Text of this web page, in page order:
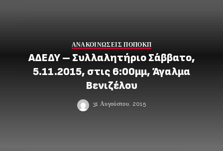
ΑΝΑΚΟΙΝΩΣΕΙΣ ΠΟΠΟΚΠ
ΑΔΕΔΥ – Συλλαλητήριο Σάββατο,
5.11.2015, στις 6:00μμ, Άγαλμα
Βενιζέλου
31 Αυγούστου, 2015